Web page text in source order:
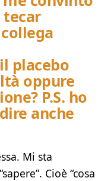
tecar
il placebo
oppure
P.S. ho
anche
Mi sta
Cioè “cosa